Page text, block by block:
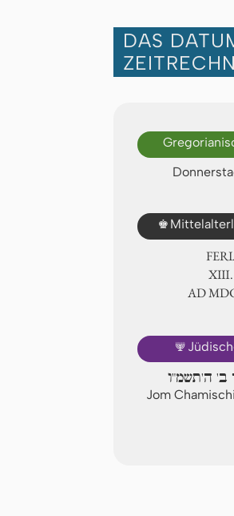
DAS
♚
ⅩⅢ.
AD
🕎
ב' ה'תשמ"ו
Jom